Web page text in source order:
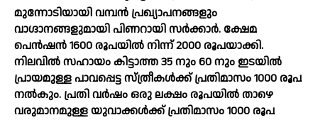
മുന്നോടിയായി വമ്പന്‍ പ്രഖ്യാപനങ്ങളും
വാഗ്ദാനങ്ങളുമായി പിണറായി സര്‍ക്കാര്‍. ക്ഷേമ
പെന്‍ഷന്‍ 1600 രൂപയില്‍ നിന്ന് 2000 രൂപയാക്കി.
നിലവില്‍ സഹായം കിട്ടാത്ത 35 നും 60 നും ഇടയില്‍
പ്രായമുള്ള പാവപ്പെട്ട സ്ത്രീകള്‍ക്ക് പ്രതിമാസം 1000 രൂപ
നല്‍കും. പ്രതി വര്‍ഷം ഒരു ലക്ഷം രൂപയില്‍ താഴെ
വരുമാനമുള്ള യുവാക്കള്‍ക്ക് പ്രതിമാസം 1000 രൂപ